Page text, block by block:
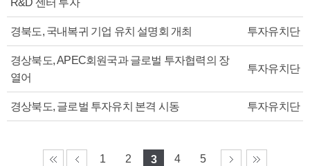
R&D 센터 투자
경북도, 국내복귀 기업 유치 설명회 개최 투자유치단
경상북도, APEC회원국과 글로벌 투자협력의 장
열어
투자유치단
경상북도, 글로벌 투자유치 본격 시동 투자유치단
1 2 3 4 5